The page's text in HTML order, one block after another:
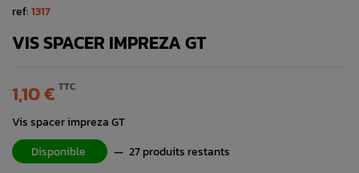
ref:1317
VIS SPACER IMPREZA GT
1,10 € TTC
Vis spacer impreza GT
Disponible
— 27 produits restants